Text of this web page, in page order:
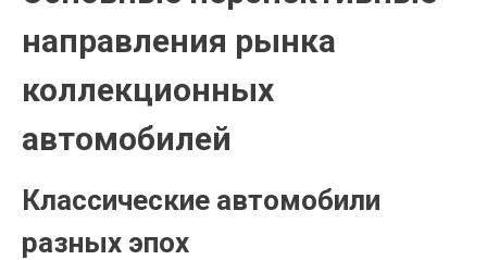
направления рынка
коллекционных
автомобилей
Классические автомобили
разных эпох